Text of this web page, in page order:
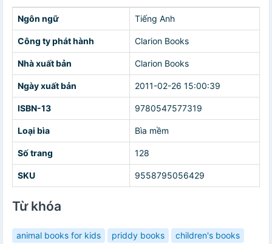
Ngôn ngữ Tiếng Anh
Công ty phát hành Clarion Books
Nhà xuất bản Clarion Books
Ngày xuất bản 2011-02-26 15:00:39
ISBN-13 9780547577319
Loại bìa Bìa mềm
Số trang 128
SKU 9558795056429
Từ khóa
animal books for kids priddy books
children's books